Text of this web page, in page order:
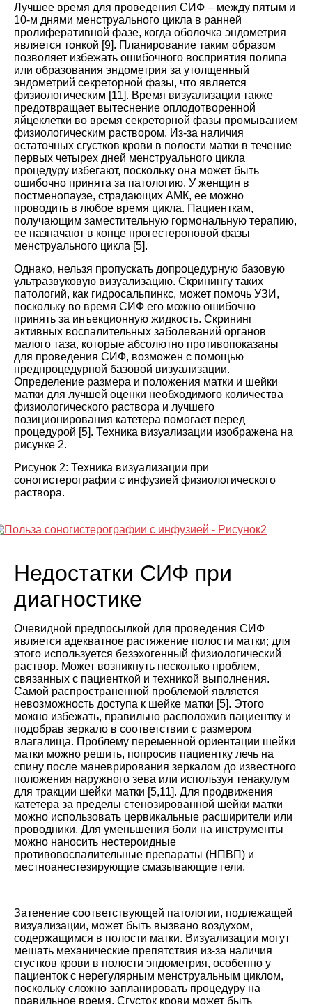
Лучшее время для проведения СИФ – между пятым и
10-м днями менструального цикла в ранней
пролиферативной фазе, когда оболочка эндометрия
является тонкой [9]. Планирование таким образом
позволяет избежать ошибочного восприятия полипа
или образования эндометрия за утолщенный
эндометрий секреторной фазы, что является
физиологическим [11]. Время визуализации также
предотвращает вытеснение оплодотворенной
яйцеклетки во время секреторной фазы промыванием
физиологическим раствором. Из-за наличия
остаточных сгустков крови в полости матки в течение
первых четырех дней менструального цикла
процедуру избегают, поскольку она может быть
ошибочно принята за патологию. У женщин в
постменопаузе, страдающих АМК, ее можно
проводить в любое время цикла. Пациенткам,
получающим заместительную гормональную терапию,
ее назначают в конце прогестероновой фазы
менструального цикла [5].
Однако, нельзя пропускать допроцедурную базовую
ультразвуковую визуализацию. Скринингу таких
патологий, как гидросальпинкс, может помочь УЗИ,
поскольку во время СИФ его можно ошибочно
принять за инъекционную жидкость. Скрининг
активных воспалительных заболеваний органов
малого таза, которые абсолютно противопоказаны
для проведения СИФ, возможен с помощью
предпроцедурной базовой визуализации.
Определение размера и положения матки и шейки
матки для лучшей оценки необходимого количества
физиологического раствора и лучшего
позиционирования катетера помогает перед
процедурой [5]. Техника визуализации изображена на
рисунке 2.
Рисунок 2: Техника визуализации при
соногистерографии с инфузией физиологического
раствора.
Недостатки СИФ при
диагностике
Очевидной предпосылкой для проведения СИФ
является адекватное растяжение полости матки; для
этого используется безэхогенный физиологический
раствор. Может возникнуть несколько проблем,
связанных с пациенткой и техникой выполнения.
Самой распространенной проблемой является
невозможность доступа к шейке матки [5]. Этого
можно избежать, правильно расположив пациентку и
подобрав зеркало в соответствии с размером
влагалища. Проблему переменной ориентации шейки
матки можно решить, попросив пациентку лечь на
спину после маневрирования зеркалом до известного
положения наружного зева или используя тенакулум
для тракции шейки матки [5,11]. Для продвижения
катетера за пределы стенозированной шейки матки
можно использовать цервикальные расширители или
проводники. Для уменьшения боли на инструменты
можно наносить нестероидные
противовоспалительные препараты (НПВП) и
местноанестезирующие смазывающие гели.
Затенение соответствующей патологии, подлежащей
визуализации, может быть вызвано воздухом,
содержащимся в полости матки. Визуализации могут
мешать механические препятствия из-за наличия
сгустков крови в полости эндометрия, особенно у
пациенток с нерегулярным менструальным циклом,
поскольку сложно запланировать процедуру на
правильное время. Сгусток крови может быть